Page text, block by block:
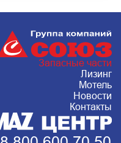
Запасные части
Лизинг
Мотель
Новости
Контакты